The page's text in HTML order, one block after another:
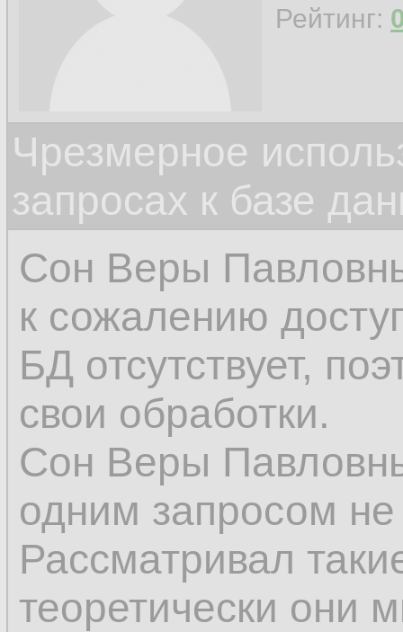
Рейтинг:
Чрезмерное
запросах к базе
Сон Веры
к сожалению
БД отсутствует,
свои обработки.
Сон Веры
одним запросом
Рассматривал
теоретически они